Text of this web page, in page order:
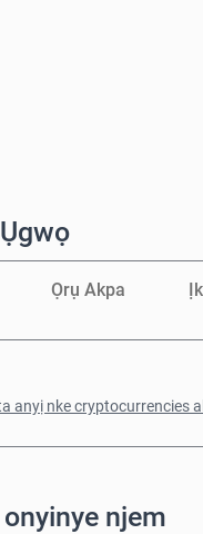
Ọrụ Akpa
anyị nke cryptocurrencies
njem